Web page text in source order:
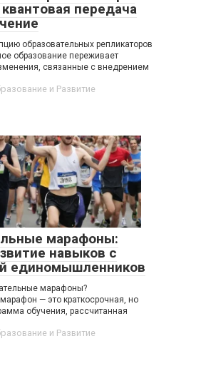
передача
образовательных репликаторов
образование переживает
связанные с внедрением
и Развитие
марафоны:
навыков с
единомышленников
марафоны?
— это краткосрочная, но
обучения, рассчитанная
и Развитие